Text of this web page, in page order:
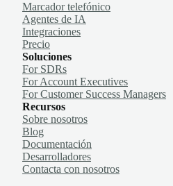
Marcador telefónico
Agentes de IA
Integraciones
Precio
Soluciones
For SDRs
For Account Executives
For Customer Success Managers
Recursos
Sobre nosotros
Blog
Documentación
Desarrolladores
Contacta con nosotros